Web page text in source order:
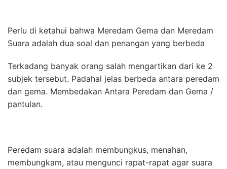
Perlu di ketahui bahwa Meredam Gema dan Meredam
Suara adalah dua soal dan penangan yang berbeda
Terkadang banyak orang salah mengartikan dari ke 2
subjek tersebut. Padahal jelas berbeda antara peredam
dan gema. Membedakan Antara Peredam dan Gema /
pantulan.
Peredam suara adalah membungkus, menahan,
membungkam, atau mengunci rapat-rapat agar suara